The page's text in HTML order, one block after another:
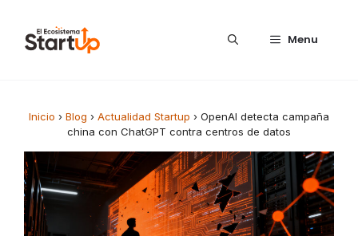
Menu
Inicio › Blog › Actualidad Startup › OpenAI detecta campaña
china con ChatGPT contra centros de datos